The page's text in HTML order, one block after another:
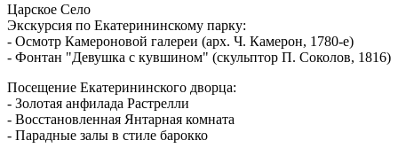
Царское Село
Экскурсия по Екатерининскому парку:
- Осмотр Камероновой галереи (арх. Ч. Камерон, 1780-е)
- Фонтан "Девушка с кувшином" (скульптор П. Соколов, 1816)
Посещение Екатерининского дворца:
- Золотая анфилада Растрелли
- Восстановленная Янтарная комната
- Парадные залы в стиле барокко